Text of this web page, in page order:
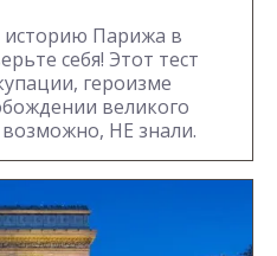
историю Парижа в
себя! Этот тест
героизме
великого
НЕ знали.